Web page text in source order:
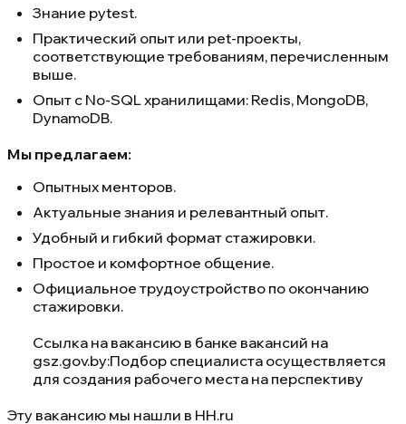
Знание pytest.
Практический опыт или pet-проекты,
соответствующие требованиям, перечисленным
выше.
Опыт с No-SQL хранилищами: Redis, MongoDB,
DynamoDB.
Мы предлагаем:
Опытных менторов.
Актуальные знания и релевантный опыт.
Удобный и гибкий формат стажировки.
Простое и комфортное общение.
Официальное трудоустройство по окончанию
стажировки.
Ссылка на вакансию в банке вакансий на
gsz.gov.⁣by:Подбор специалиста осуществляется
для создания рабочего места на перспективу
Эту вакансию мы нашли в HH.ru